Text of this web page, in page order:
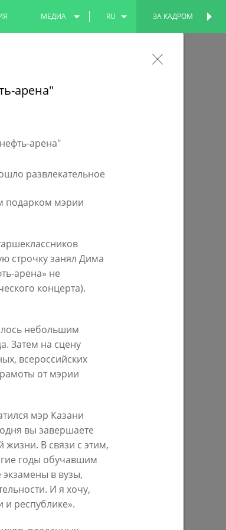
ЗА КАДРОМ
МЕДИА RU
«Наш двор» выполнен
домов по пр.Победы, где
вандализм скоро уйдет в прошлое»
03/08/2026
Ильсур Метшин о строительстве
Центра спорта «Физра»: «Сюда
арена"
развлекательное
подарком мэрии
строчку занял Дима
арена» не
концерта).
небольшим
Затем на сцену
всероссийских
от мэрии
мэр Казани
вы завершаете
В связи с этим,
годы обучавшим
в вузы,
И я хочу,
республике».
ПЕРСОНАЛЬНАЯ